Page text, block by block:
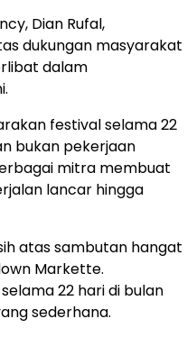
Dian Rufal,
dukungan masyarakat
dalam
festivalselama22
bukan pekerjaan
mitra membuat
lancar hingga
atassambutan hangat
Markette.
selama22 haridi bulan
sederhana.